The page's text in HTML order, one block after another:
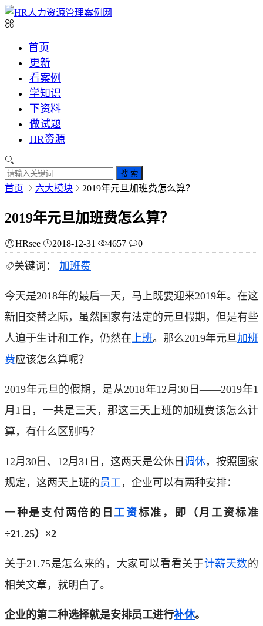
首页
更新
看案例
学知识
下资料
做试题
HR资源
搜 索
首页 六大模块 2019年元旦加班费怎么算？
2019年元旦加班费怎么算？
HRsee 2018-12-31 4657 0
关键词： 加班费
今天是2018年的最后一天，马上既要迎来2019年。在这
新旧交替之际，虽然国家有法定的元旦假期，但是有些
人迫于生计和工作，仍然在 上班。那么2019年元旦 加班
费应该怎么算呢？
2019年元旦的假期，是从2018年12月30日——2019年1
月1日，一共是三天，那这三天上班的加班费该怎么计
算，有什么区别吗？
12月30日、12月31日，这两天是公休日 调休，按照国家
规定，这两天上班的员工 ，企业可以有两种安排：
一种是支付两倍的日 工资标准，即（月工资标准
÷21.25）×2
关于21.75是怎么来的，大家可以看看关于计薪天数的
相关文章，就明白了。
企业的第二种选择就是安排员工进行补休。